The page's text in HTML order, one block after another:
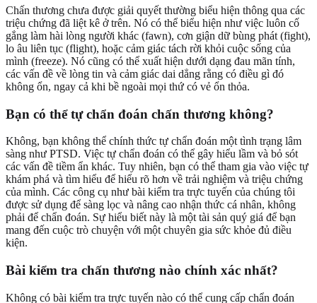
Chấn thương chưa được giải quyết thường biểu hiện thông qua các
triệu chứng đã liệt kê ở trên. Nó có thể biểu hiện như việc luôn cố
gắng làm hài lòng người khác (fawn), cơn giận dữ bùng phát (fight),
lo âu liên tục (flight), hoặc cảm giác tách rời khỏi cuộc sống của
mình (freeze). Nó cũng có thể xuất hiện dưới dạng đau mãn tính,
các vấn đề về lòng tin và cảm giác dai dẳng rằng có điều gì đó
không ổn, ngay cả khi bề ngoài mọi thứ có vẻ ổn thỏa.
Bạn có thể tự chẩn đoán chấn thương không?
Không, bạn không thể chính thức tự chẩn đoán một tình trạng lâm
sàng như PTSD. Việc tự chẩn đoán có thể gây hiểu lầm và bỏ sót
các vấn đề tiềm ẩn khác. Tuy nhiên, bạn có thể tham gia vào việc tự
khám phá và tìm hiểu để hiểu rõ hơn về trải nghiệm và triệu chứng
của mình. Các công cụ như bài kiểm tra trực tuyến của chúng tôi
được sử dụng để sàng lọc và nâng cao nhận thức cá nhân, không
phải để chẩn đoán. Sự hiểu biết này là một tài sản quý giá để bạn
mang đến cuộc trò chuyện với một chuyên gia sức khỏe đủ điều
kiện.
Bài kiểm tra chấn thương nào chính xác nhất?
Không có bài kiểm tra trực tuyến nào có thể cung cấp chẩn đoán